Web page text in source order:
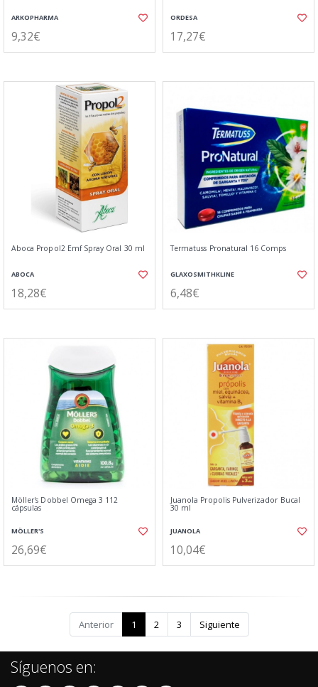
ARKOPHARMA
9,32€
ORDESA
17,27€
Aboca Propol2 Emf Spray Oral 30 ml
ABOCA
18,28€
Termatuss Pronatural 16 Comps
GLAXOSMITHKLINE
6,48€
Möller's Dobbel Omega 3 112
cápsulas
MÖLLER'S
26,69€
Juanola Propolis Pulverizador Bucal
30 ml
JUANOLA
10,04€
Anterior 1 2 3 Siguiente
Síguenos en: